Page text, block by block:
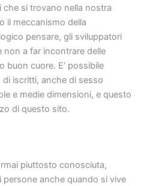
che si trovano nella nostra
il meccanismo della
pensare, gli sviluppatori
a far incontrare delle
buon cuore. E’ possibile
iscritti, anche di sesso
e medie dimensioni, e questo
di questo sito.
piuttosto conosciuta,
anche quando si vive